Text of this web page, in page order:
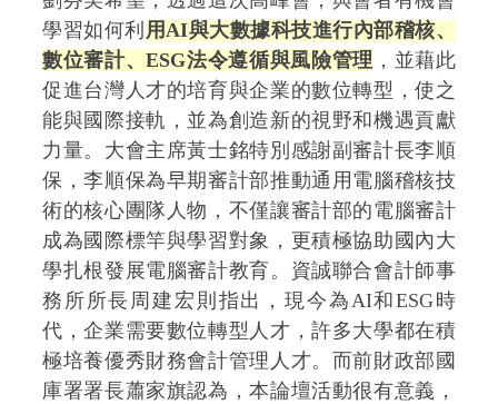
學習如何利 用AI與大數據科技進行內部稽核、
數位審計、ESG法令遵循與風險管理 ，並藉此
促進台灣人才的培育與企業的數位轉型，使之
能與國際接軌，並為創造新的視野和機遇貢獻
力量。大會主席黃士銘特別感謝副審計長李順
保，李順保為早期審計部推動通用電腦稽核技
術的核心團隊人物，不僅讓審計部的電腦審計
成為國際標竿與學習對象，更積極協助國內大
學扎根發展電腦審計教育。資誠聯合會計師事
務所所長周建宏則指出，現今為AI和ESG時
代，企業需要數位轉型人才，許多大學都在積
極培養優秀財務會計管理人才。而前財政部國
庫署署長蕭家旗認為，本論壇活動很有意義，